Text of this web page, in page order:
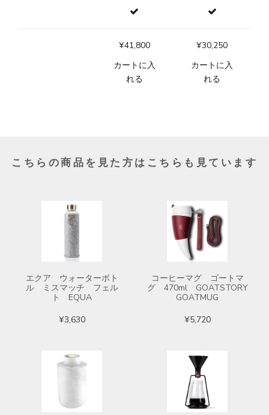
¥41,800
カートに入
れる
¥30,250
カートに入
れる
こちらの商品を見た方はこちらも見ています
エクア ウォーターボト
ル ミスマッチ フェル
ト EQUA
¥3,630
コーヒーマグ ゴートマ
グ 470ml GOATSTORY
GOATMUG
¥5,720